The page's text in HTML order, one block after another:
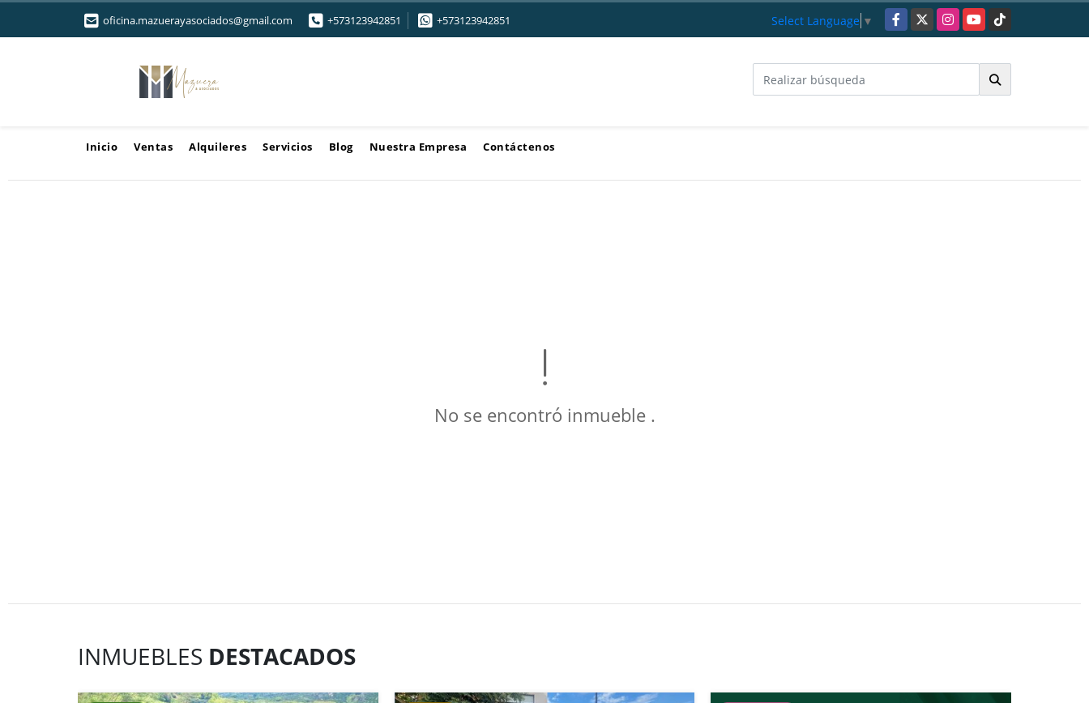
oficina.mazuerayasociados@gmail.com +573123942851 +573123942851 Select Language ▼ Facebook
X InstagramYouTubeTikTok
Inicio Ventas Alquileres Servicios Blog Nuestra Empresa Contáctenos
No se encontró inmueble .
INMUEBLES DESTACADOS